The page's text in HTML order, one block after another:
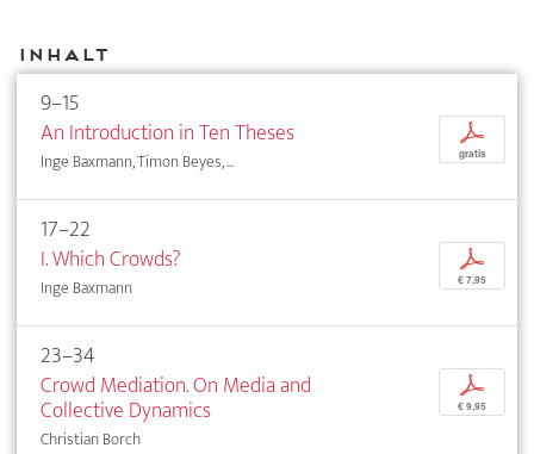
Inhalt
9–15
An Introduction in Ten Theses
Inge Baxmann, Timon Beyes, ...
p
gratis
17–22
I. Which Crowds?
Inge Baxmann
p
€ 7,95
23–34
Crowd Mediation. On Media and
Collective Dynamics
Christian Borch
p
€ 9,95